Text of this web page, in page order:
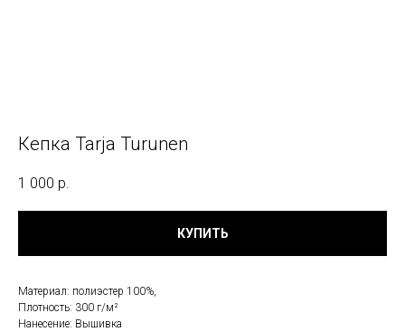
Кепка Tarja Turunen
1 000 р.
КУПИТЬ
Материал: полиэстер 100%,
Плотность: 300 г/м²
Нанесение: Вышивка